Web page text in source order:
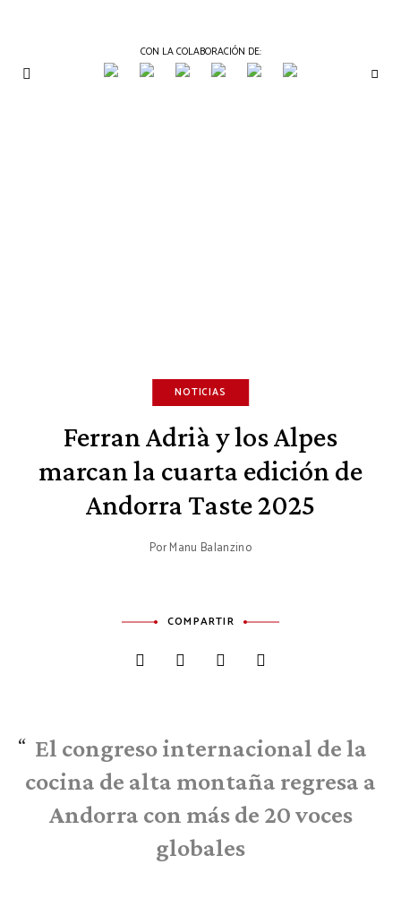
CON LA COLABORACIÓN DE:
NOTICIAS
Ferran Adrià y los Alpes
marcan la cuarta edición de
Andorra Taste 2025
PorManu Balanzino
COMPARTIR
El congreso internacional de la
cocina de alta montaña regresa a
Andorra con más de 20 voces
globales